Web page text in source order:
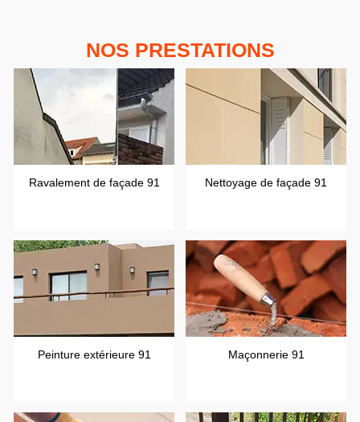
NOS PRESTATIONS
Ravalement de façade 91 Nettoyage de façade 91
Peinture extérieure 91 Maçonnerie 91